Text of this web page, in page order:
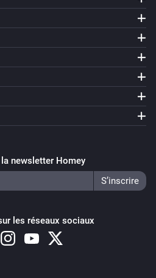
la newsletter Homey
les réseaux sociaux